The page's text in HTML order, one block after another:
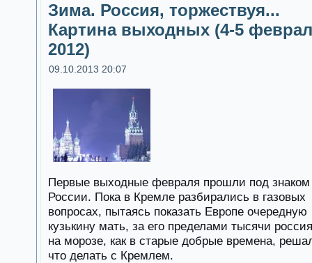
Зима. Россия, торжествуя...
Картина выходных (4-5
2012)
09.10.2013 20:07
Первые выходные февраля прошли под знаком
России. Пока в Кремле разбирались в газовых
вопросах, пытаясь показать Европе очередную
кузькину мать, за его пределами тысячи
на морозе, как в старые добрые времена,
что делать с Кремлем.